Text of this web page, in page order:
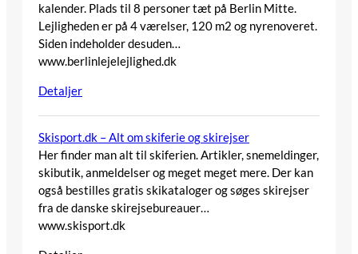
kalender. Plads til 8 personer tæt på Berlin Mitte.
Lejligheden er på 4 værelser, 120 m2 og nyrenoveret.
Siden indeholder desuden…
www.berlinlejelejlighed.dk
Detaljer
Skisport.dk – Alt om skiferie og skirejser
Her finder man alt til skiferien. Artikler, snemeldinger,
skibutik, anmeldelser og meget meget mere. Der kan
også bestilles gratis skikataloger og søges skirejser
fra de danske skirejsebureauer…
www.skisport.dk